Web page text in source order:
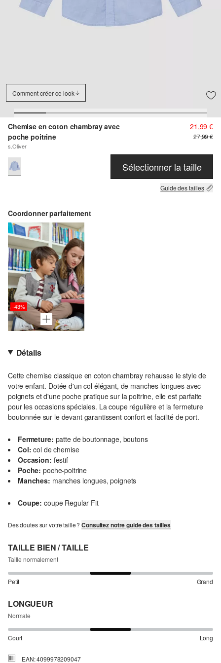
Comment créer ce look
Chemise en coton chambray avec
poche poitrine
s.Oliver
21,99 €
27,99 €
Sélectionner la taille
Guide des tailles
Coordonner parfaitement
-43%
Détails
Cette chemise classique en coton chambray rehausse le style de
votre enfant. Dotée d'un col élégant, de manches longues avec
poignets et d'une poche pratique sur la poitrine, elle est parfaite
pour les occasions spéciales. La coupe régulière et la fermeture
boutonnée sur le devant garantissent confort et facilité de port.
Fermeture: patte de boutonnage, boutons
Col: col de chemise
Occasion: festif
Poche: poche-poitrine
Manches: manches longues, poignets
Coupe: coupe Regular Fit
Des doutes sur votre taille ?Consultez notre guide des tailles
TAILLE BIEN / TAILLE
Taille normalement
Petit Grand
LONGUEUR
Normale
Court Long
EAN: 4099978209047